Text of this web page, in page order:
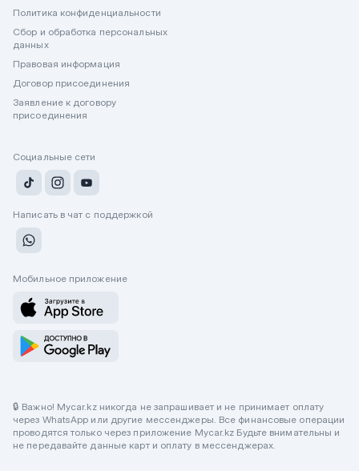
Политика конфиденциальности
Сбор и обработка персональных
данных
Правовая информация
Договор присоединения
Заявление к договору
присоединения
Социальные сети
Написать в чат с поддержкой
Мобильное приложение
🔒 Важно! Mycar.kz никогда не запрашивает и не принимает оплату
через WhatsApp или другие мессенджеры. Все финансовые операции
проводятся только через приложение Mycar.kz Будьте внимательны и
не передавайте данные карт и оплату в мессенджерах.